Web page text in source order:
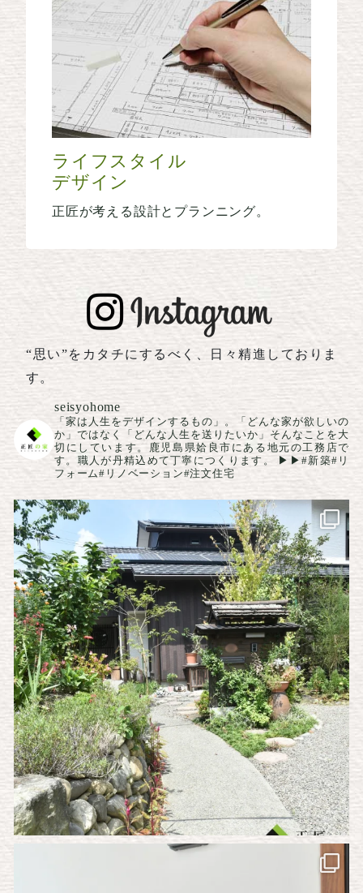
ライフスタイル
デザイン
正匠が考える設計とプランニング。
“思い”をカタチにするべく、日々精進しておりま
す。
seisyohome
「家は人生をデザインするもの」。「どんな家が欲しいの
か」ではなく「どんな人生を送りたいか」そんなことを大
切にしています。鹿児島県姶良市にある地元の工務店で
す。職人が丹精込めて丁寧につくります。
▶▶#新築#リ
フォーム#リノベーション#注文住宅